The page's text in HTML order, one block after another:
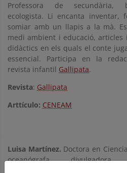
Professora de secundària,
ecologista. Li encanta inventar,
somiar amb un llapis a la mà.
medi ambient i educació, articles
didàctics en els quals el conte
essencial. Participa en la
revista infantil Gallipata.
Revista: Gallipata
Arttículo: CENEAM
Luisa Martínez. Doctora en
oceanógrafa, divulgadora